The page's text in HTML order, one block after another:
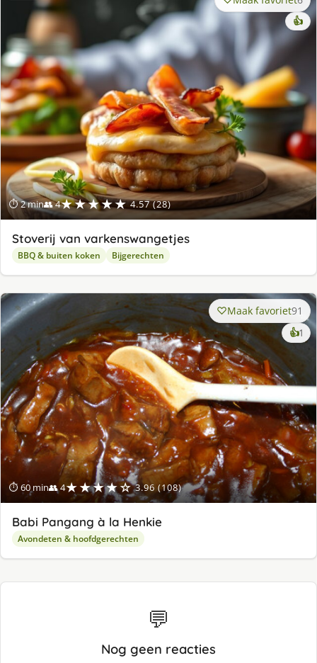
⏱ 2 min👥 4★★★★★ 4.57 (28)
👍
Stoverij van varkenswangetjes
BBQ & buiten koken Bijgerechten
⏱ 60 min👥 4★★★★☆ 3.96 (108)
Maak favoriet91
👍1
Babi Pangang à la Henkie
Avondeten & hoofdgerechten
💬
Nog geen reacties